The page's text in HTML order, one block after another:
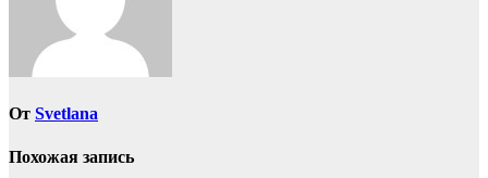
От Svetlana
Похожая запись